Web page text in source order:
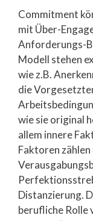
Commitment
mit Über-
Anforderungs-
Modell stehen
wie z.B.
die
wie sie original
allem innere
Faktoren
Distanzierung.
berufliche Rolle